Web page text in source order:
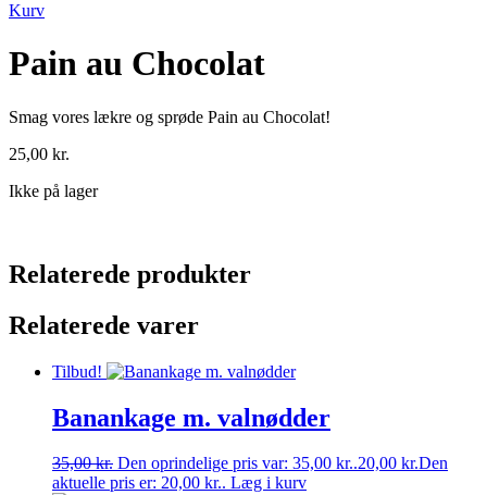
Kurv
Pain au Chocolat
Smag vores lækre og sprøde Pain au Chocolat!
25,00 kr.
Ikke på lager
Relaterede produkter
Relaterede varer
Tilbud!
Banankage m. valnødder
35,00kr. Den oprindelige pris var: 35,00 kr..20,00 kr.Den
aktuelle pris er: 20,00 kr.. Læg i kurv